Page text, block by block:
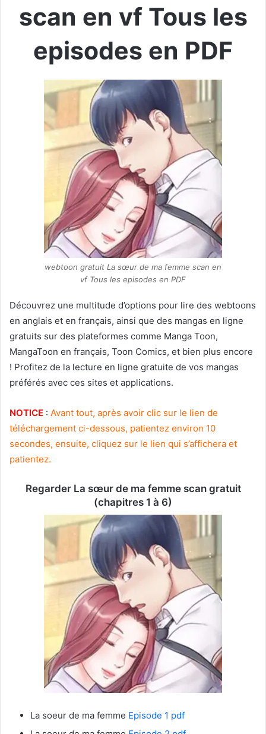
scan en vf Tous les
episodes en PDF
webtoon gratuit La sœur de ma femme scan en
vf Tous les episodes en PDF
Découvrez une multitude d’options pour lire des webtoons
en anglais et en français, ainsi que des mangas en ligne
gratuits sur des plateformes comme Manga Toon,
MangaToon en français, Toon Comics, et bien plus encore
! Profitez de la lecture en ligne gratuite de vos mangas
préférés avec ces sites et applications.
NOTICE : Avant tout, après avoir clic sur le lien de
téléchargement ci-dessous, patientez environ 10
secondes, ensuite, cliquez sur le lien qui s’affichera et
patientez.
Regarder La sœur de ma femme scan gratuit
(chapitres 1 à 6)
La soeur de ma femme Episode 1 pdf